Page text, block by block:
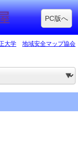
PC版へ
大学
地域安全マップ協会